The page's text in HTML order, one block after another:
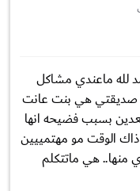
لله ماعندي مشاكل
صديقتي هي بنت عانت
بسبب فضيحه انها
الوقت مو مهتمييين
منها.. هي ماتتكلم